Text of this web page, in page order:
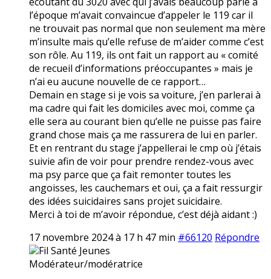
l’époque m’avait convaincue d’appeler le 119 car il
ne trouvait pas normal que non seulement ma mère
m’insulte mais qu’elle refuse de m’aider comme c’est
son rôle. Au 119, ils ont fait un rapport au « comité
de recueil d’informations préoccupantes » mais je
n’ai eu aucune nouvelle de ce rapport…
Demain en stage si je vois sa voiture, j’en parlerai à
ma cadre qui fait les domiciles avec moi, comme ça
elle sera au courant bien qu’elle ne puisse pas faire
grand chose mais ça me rassurera de lui en parler.
Et en rentrant du stage j’appellerai le cmp où j’étais
suivie afin de voir pour prendre rendez-vous avec
ma psy parce que ça fait remonter toutes les
angoisses, les cauchemars et oui, ça a fait ressurgir
des idées suicidaires sans projet suicidaire.
Merci à toi de m’avoir répondue, c’est déjà aidant :)
17 novembre 2024 à 17 h 47 min #66120 Répondre
Fil Santé Jeunes
Modérateur/modératrice